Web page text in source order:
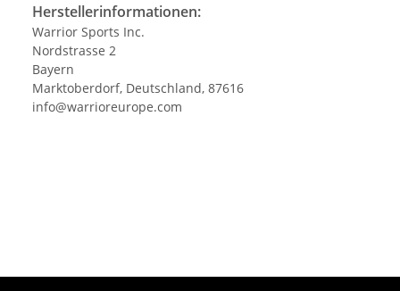
Herstellerinformationen:
Warrior Sports Inc.
Nordstrasse 2
Bayern
Marktoberdorf, Deutschland, 87616
info@warrioreurope.com